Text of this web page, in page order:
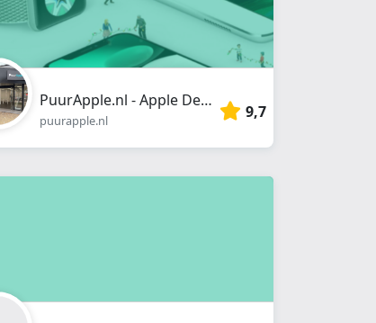
PuurApple.nl - Apple Devices, reparatie's & upgrades
puurapple.nl 9,7